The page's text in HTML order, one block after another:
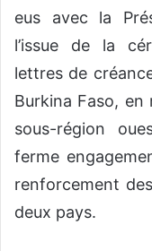
eus avec la
l’issue de la
lettres de
Burkina Faso, en
sous-région
ferme
renforcement
deux pays.